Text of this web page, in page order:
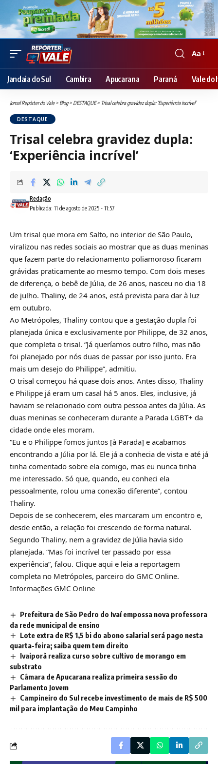
Font
Resizer
Aa
Jandaia do Sul Cambira Apucarana Paraná Vale do
Jornal Repórter do Vale> Blog> DESTAQUE> Trisal celebra gravidez dupla: ‘Experiência incrível’
DESTAQUE
Trisal celebra gravidez dupla:
‘Experiência incrível’
Publicada: 11 de agosto de 2025 - 11:57
Redação
Um trisal que mora em Salto, no interior de São Paulo,
viralizou nas redes sociais ao mostrar que as duas meninas
que fazem parte do relacionamento poliamoroso ficaram
grávidas praticamente ao mesmo tempo. Com dois meses
de diferença, o bebê de Júlia, de 26 anos, nasceu no dia 18
de julho. Thaliny, de 24 anos, está prevista para dar à luz
em outubro.
Ao Metrópoles, Thaliny contou que a gestação dupla foi
planejada única e exclusivamente por Philippe, de 32 anos,
que completa o trisal. “Já queríamos outro filho, mas não
foi planejado por nós duas de passar por isso junto. Era
mais um desejo do Philippe”, admitiu.
O trisal começou há quase dois anos. Antes disso, Thaliny
e Philippe já eram um casal há 5 anos. Eles, inclusive, já
haviam se relacionado com outra pessoa antes da Júlia. As
duas meninas se conheceram durante a Parada LGBT+ da
cidade onde eles moram.
“Eu e o Philippe fomos juntos [à Parada] e acabamos
encontrando a Júlia por lá. Ele já a conhecia de vista e até já
tinha comentado sobre ela comigo, mas eu nunca tinha
me interessado. Só que, quando, eu conheci ela
pessoalmente, rolou uma conexão diferente”, contou
Thaliny.
Depois de se conhecerem, eles marcaram um encontro e,
desde então, a relação foi crescendo de forma natural.
Segundo Thaliny, nem a gravidez de Júlia havia sido
planejada. “Mas foi incrível ter passado por essa
experiência”, falou. Clique aqui e leia a reportagem
completa no Metrópoles, parceiro do GMC Online.
Informações GMC Online
Prefeitura de São Pedro do Ivaí empossa nova professora
da rede municipal de ensino
Lote extra de R$ 1,5 bi do abono salarial será pago nesta
quarta-feira; saiba quem tem direito
Ivaiporã realiza curso sobre cultivo de morango em
substrato
Câmara de Apucarana realiza primeira sessão do
Parlamento Jovem
Campineiro do Sul recebe investimento de mais de R$ 500
mil para implantação do Meu Campinho